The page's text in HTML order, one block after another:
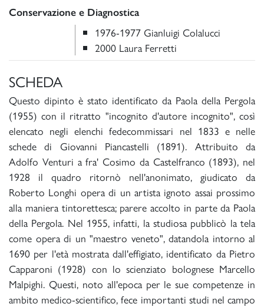
Conservazione e Diagnostica
1976-1977 Gianluigi Colalucci
2000 Laura Ferretti
SCHEDA
Questo dipinto è stato identificato da Paola della Pergola
(1955) con il ritratto "incognito d'autore incognito", così
elencato negli elenchi fedecommissari nel 1833 e nelle
schede di Giovanni Piancastelli (1891). Attribuito da
Adolfo Venturi a fra' Cosimo da Castelfranco (1893), nel
1928 il quadro ritornò nell'anonimato, giudicato da
Roberto Longhi opera di un artista ignoto assai prossimo
alla maniera tintorettesca; parere accolto in parte da Paola
della Pergola. Nel 1955, infatti, la studiosa pubblicò la tela
come opera di un "maestro veneto", datandola intorno al
1690 per l'età mostrata dall'effigiato, identificato da Pietro
Capparoni (1928) con lo scienziato bolognese Marcello
Malpighi. Questi, noto all'epoca per le sue competenze in
ambito medico-scientifico, fece importanti studi nel campo